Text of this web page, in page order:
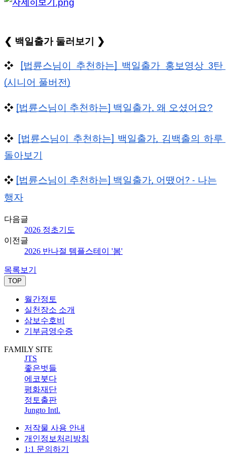
❮ 백일출가 둘러보기 ❯
❖
[법륜스님이 추천하는] 백일출가 홍보영상 3탄
(시니어 풀버전)
❖ [법륜스님이 추천하는] 백일출가, 왜 오셨어요?
❖ [법륜스님이 추천하는] 백일출가, 김백출의 하루
돌아보기
❖ [법륜스님이 추천하는] 백일출가, 어땠어? - 나는
행자
다음글
2026 정초기도
이전글
2026 반나절 템플스테이 '봄'
목록보기
TOP
월간정토
실천장소 소개
삼보수호비
기부금영수증
FAMILY SITE
JTS
좋은벗들
에코붓다
평화재단
정토출판
Jungto Intl.
저작물 사용 안내
개인정보처리방침
1:1 문의하기